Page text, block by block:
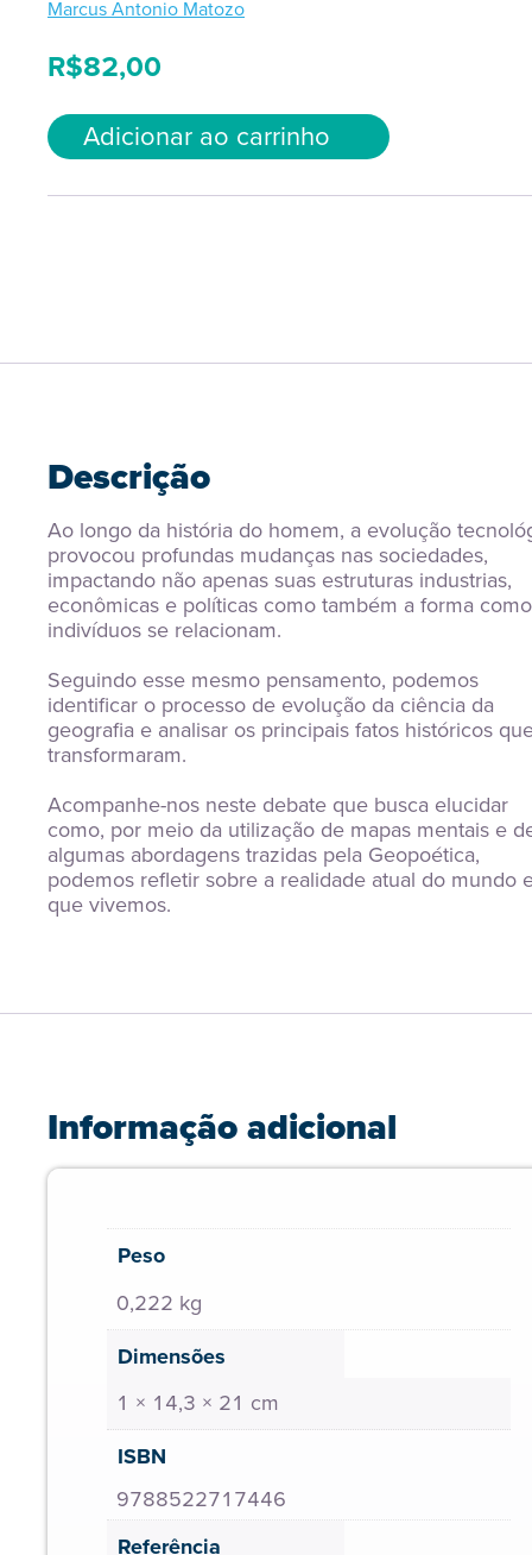
Marcus Antonio Matozo
R$82,00
Adicionar ao carrinho
Descrição
Ao longo da história do homem, a evolução
provocou profundas mudanças nas sociedades,
impactando não apenas suas estruturas industrias,
econômicas e políticas como também a forma
indivíduos se relacionam.
Seguindo esse mesmo pensamento, podemos
identificar o processo de evolução da ciência da
geografia e analisar os principais fatos históricos
transformaram.
Acompanhe-nos neste debate que busca elucidar
como, por meio da utilização de mapas mentais e
algumas abordagens trazidas pela Geopoética,
podemos refletir sobre a realidade atual do mundo
que vivemos.
Informação adicional
Peso
0,222 kg
Dimensões
1 × 14,3 × 21 cm
ISBN
9788522717446
Referência